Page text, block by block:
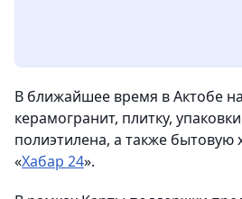
В ближайшее время в Актобе
керамогранит, плитку,
полиэтилена, а также
«Хабар 24».